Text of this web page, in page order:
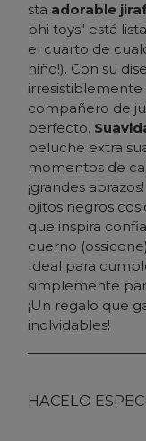
sta adorable
phi toys" está
el cuarto de
niño!). Con su
irresistiblemente
compañero de
perfecto.
peluche extra
momentos de
¡grandes
ojitos negros
que inspira
cuerno
Ideal para
simplemente
¡Un regalo que
inolvidables!
HACELO